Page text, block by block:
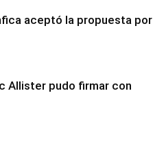
aceptó la propuesta por
Allister pudo firmar con